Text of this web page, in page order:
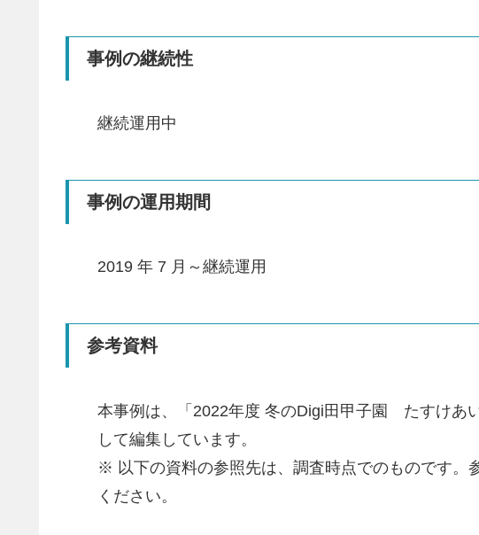
事例の継続性
継続運用中
事例の運用期間
2019 年 7 月～継続運用
参考資料
本事例は、「2022年度 冬のDigi田甲子園 たすけあ
して編集しています。
※ 以下の資料の参照先は、調査時点でのものです。
ください。